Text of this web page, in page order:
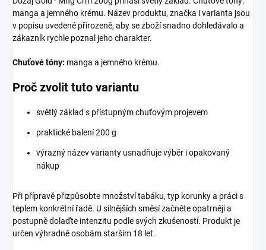
manga a jemného krému. Název produktu, značka i varianta jsou
v popisu uvedené přirozeně, aby se zboží snadno dohledávalo a
zákazník rychle poznal jeho charakter.
Chuťové tóny: manga a jemného krému.
Proč zvolit tuto variantu
světlý základ s přístupným chuťovým projevem
praktické balení 200 g
výrazný název varianty usnadňuje výběr i opakovaný
nákup
Při přípravě přizpůsobte množství tabáku, typ korunky a práci s
teplem konkrétní řadě. U silnějších směsí začněte opatrněji a
postupně dolaďte intenzitu podle svých zkušeností. Produkt je
určen výhradně osobám starším 18 let.